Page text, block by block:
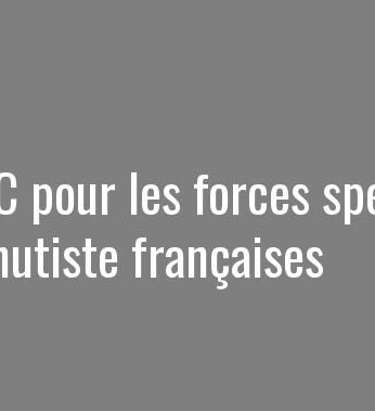
pour les forces
françaises